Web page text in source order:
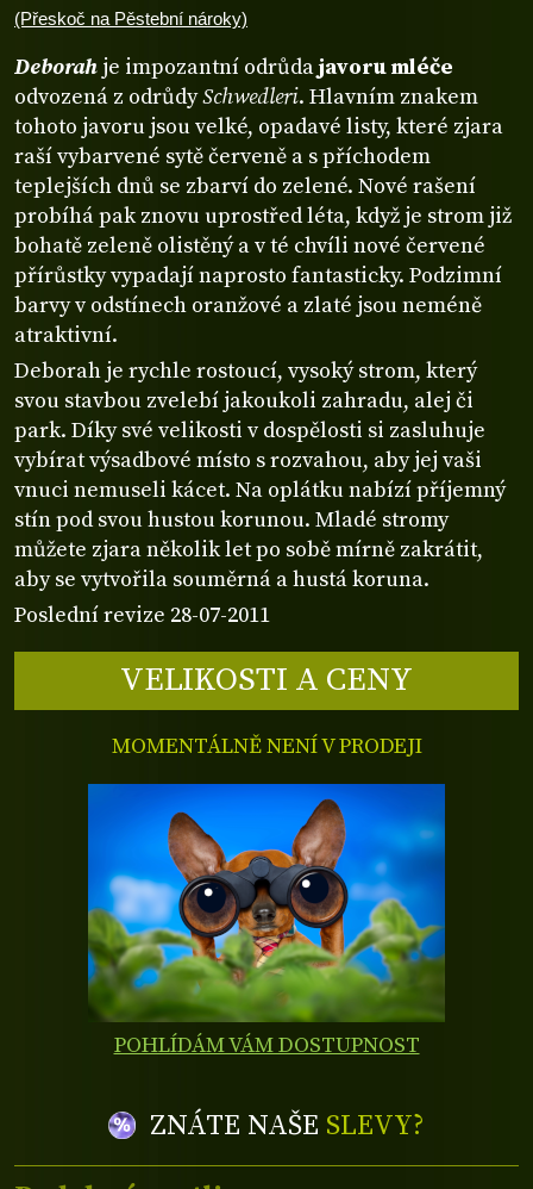
(Přeskoč na Pěstební nároky)
Deborah je impozantní odrůdajavoru mléče
odvozená z odrůdySchwedleri. Hlavním znakem
tohoto javoru jsou velké, opadavé listy, které zjara
raší vybarvené sytě červeně a s příchodem
teplejších dnů se zbarví do zelené. Nové rašení
probíhá pak znovu uprostřed léta, když je strom již
bohatě zeleně olistěný a v té chvíli nové červené
přírůstky vypadají naprosto fantasticky. Podzimní
barvy v odstínech oranžové a zlaté jsou neméně
atraktivní.
Deborah je rychle rostoucí, vysoký strom, který
svou stavbou zvelebí jakoukoli zahradu, alej či
park. Díky své velikosti v dospělosti si zasluhuje
vybírat výsadbové místo s rozvahou, aby jej vaši
vnuci nemuseli kácet. Na oplátku nabízí příjemný
stín pod svou hustou korunou. Mladé stromy
můžete zjara několik let po sobě mírně zakrátit,
aby se vytvořila souměrná a hustá koruna.
Poslední revize 28-07-2011
VELIKOSTI A CENY
MOMENTÁLNĚ NENÍ V PRODEJI
POHLÍDÁM VÁM DOSTUPNOST
ZNÁTE NAŠE SLEVY?